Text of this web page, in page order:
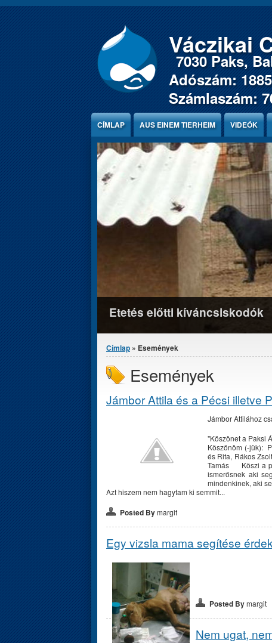
Jump to Content
Váczikai
7030 Paks,
Adószám:
Számlaszám:
CÍMLAP AUS EINEM TIERHEIM VIDEÓK
Etetés előtti kíváncsiskodók
Jelenlegi hely
Címlap » Események
Események
Jámbor Attila és a Pécsi illetve
Jámbor Attilához
"Köszönet a Paksi
Köszönöm (-jük):
és Rita, Rákos
Tamás Köszi a
ismerősnek aki
mindenkinek, aki
Azt hiszem nem hagytam ki semmit...
Posted Bymargit
Egy vizsla mama segítése
Posted Bymargit
Nem ugat,